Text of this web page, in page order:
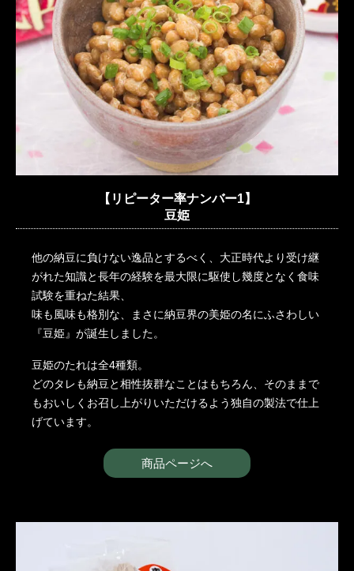
【リピーター率ナンバー1】
豆姫
他の納豆に負けない逸品とするべく、大正時代より受け継
がれた知識と長年の経験を最大限に駆使し幾度となく食味
試験を重ねた結果、
味も風味も格別な、まさに納豆界の美姫の名にふさわしい
『豆姫』が誕生しました。
豆姫のたれは全4種類。
どのタレも納豆と相性抜群なことはもちろん、そのままで
もおいしくお召し上がりいただけるよう独自の製法で仕上
げています。
商品ページへ